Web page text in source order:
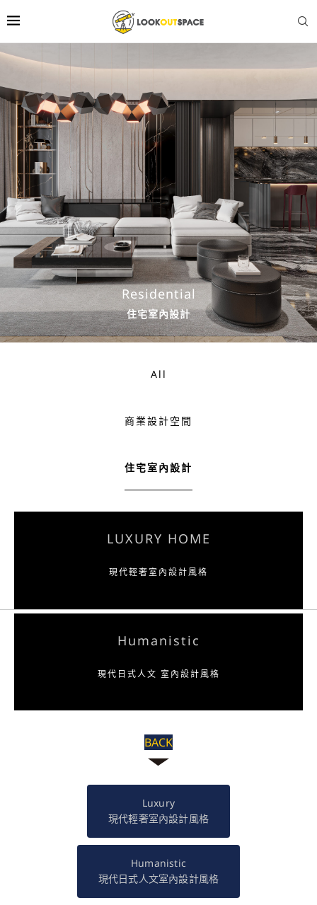
首頁 Portfolio – Residential
Residential
住宅室內設計
All
商業設計空間
住宅室內設計
LUXURY HOME
現代輕奢室內設計風格
Humanistic
現代日式人文 室內設計風格
BACK
Luxury
現代輕奢室內設計風格
Humanistic
現代日式人文室內設計風格